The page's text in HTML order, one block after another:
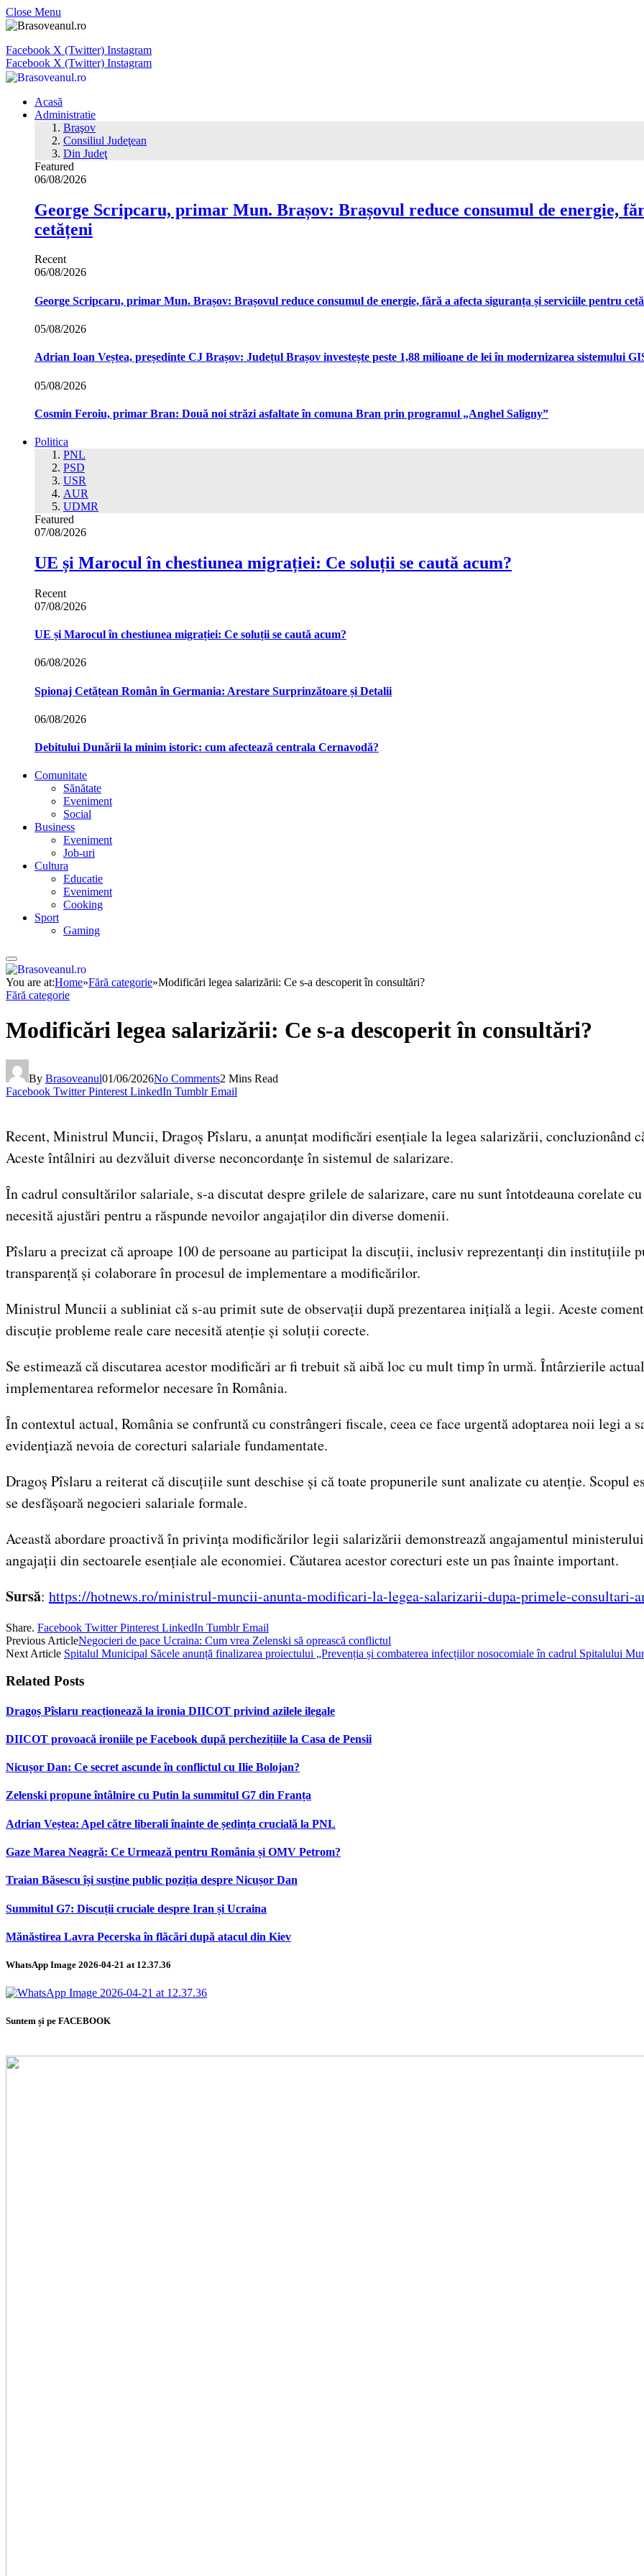
Close Menu
Facebook X (Twitter) Instagram
Facebook X (Twitter) Instagram
Acasă
Administratie
Braşov
Consiliul Judeţean
Din Judeţ
Featured
06/08/2026
George Scripcaru, primar Mun. Brașov: Brașovul reduce consumul de energie,
cetățeni
Recent
06/08/2026
George Scripcaru, primar Mun. Brașov: Brașovul reduce consumul de energie, fără a afecta siguranța și serviciile pentru
05/08/2026
Adrian Ioan Veștea, președinte CJ Brașov: Județul Brașov investește peste 1,88 milioane de lei în modernizarea sistemului
05/08/2026
Cosmin Feroiu, primar Bran: Două noi străzi asfaltate în comuna Bran prin programul „Anghel Saligny”
Politica
PNL
PSD
USR
AUR
UDMR
Featured
07/08/2026
UE și Marocul în chestiunea migrației: Ce soluții se caută acum?
Recent
07/08/2026
UE și Marocul în chestiunea migrației: Ce soluții se caută acum?
06/08/2026
Spionaj Cetățean Român în Germania: Arestare Surprinzătoare și Detalii
06/08/2026
Debitului Dunării la minim istoric: cum afectează centrala Cernavodă?
Comunitate
Sănătate
Eveniment
Social
Business
Eveniment
Job-uri
Cultura
Educatie
Eveniment
Cooking
Sport
Gaming
You are at:Home»Fără categorie»Modificări legea salarizării: Ce s-a descoperit în consultări?
Fără categorie
Modificări legea salarizării: Ce s-a descoperit în consultări?
By Brasoveanul01/06/2026No Comments2 Mins Read
Facebook Twitter Pinterest LinkedIn Tumblr Email
Recent, Ministrul Muncii, Dragoș Pîslaru, a anunțat modificări esențiale la legea salarizării, concluzionând
Aceste întâlniri au dezvăluit diverse neconcordanțe în sistemul de salarizare.
În cadrul consultărilor salariale, s-a discutat despre grilele de salarizare, care nu sunt întotdeauna corelate
necesită ajustări pentru a răspunde nevoilor angajaților din diverse domenii.
Pîslaru a precizat că aproape 100 de persoane au participat la discuții, inclusiv reprezentanți din instituțiile
transparență și colaborare în procesul de implementare a modificărilor.
Ministrul Muncii a subliniat că s-au primit sute de observații după prezentarea inițială a legii. Aceste
discuție probleme reale care necesită atenție și soluții corecte.
Se estimează că discutarea acestor modificări ar fi trebuit să aibă loc cu mult timp în urmă. Întârzierile
implementarea reformelor necesare în România.
În contextul actual, România se confruntă cu constrângeri fiscale, ceea ce face urgentă adoptarea noii legi
evidențiază nevoia de corecturi salariale fundamentate.
Dragoș Pîslaru a reiterat că discuțiile sunt deschise și că toate propunerile sunt analizate cu atenție. Scopul
se desfășoară negocieri salariale formale.
Această abordare proactivă în privința modificărilor legii salarizării demonstrează angajamentul
angajații din sectoarele esențiale ale economiei. Căutarea acestor corecturi este un pas înainte important.
Sursă: https://hotnews.ro/ministrul-muncii-anunta-modificari-la-legea-salarizarii-dupa-primele-consultari-
Share. Facebook Twitter Pinterest LinkedIn Tumblr Email
Previous ArticleNegocieri de pace Ucraina: Cum vrea Zelenski să oprească conflictul
Next Article Spitalul Municipal Săcele anunță finalizarea proiectului „Prevenția și combaterea infecțiilor nosocomiale în cadrul Spitalului
Related Posts
Dragoș Pîslaru reacționează la ironia DIICOT privind azilele ilegale
DIICOT provoacă ironiile pe Facebook după perchezițiile la Casa de Pensii
Nicușor Dan: Ce secret ascunde în conflictul cu Ilie Bolojan?
Zelenski propune întâlnire cu Putin la summitul G7 din Franța
Adrian Veștea: Apel către liberali înainte de ședința crucială la PNL
Gaze Marea Neagră: Ce Urmează pentru România și OMV Petrom?
Traian Băsescu își susține public poziția despre Nicușor Dan
Summitul G7: Discuții cruciale despre Iran și Ucraina
Mănăstirea Lavra Pecerska în flăcări după atacul din Kiev
WhatsApp Image 2026-04-21 at 12.37.36
Suntem și pe FACEBOOK